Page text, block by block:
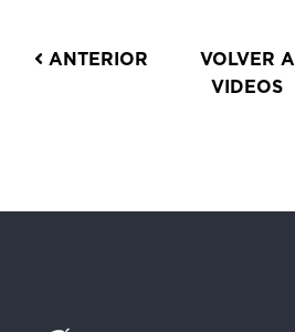
ANTERIOR
VOLVER A
VIDEOS